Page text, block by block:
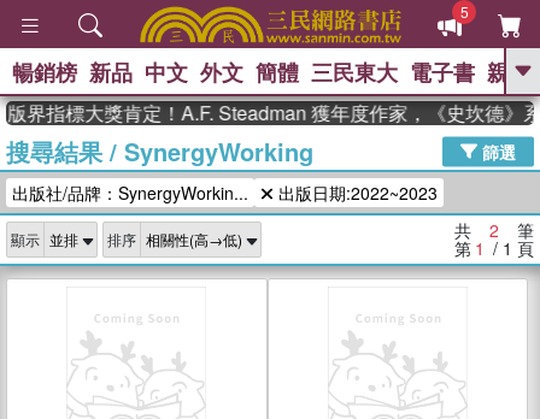
5
GO
熱搜： 東野圭吾 The Odyssey 、
如果歷史是一群喵 、 國際布克獎 臺灣
漫遊錄 、 方念華 、 台灣的李登輝時
代 、 數學女孩：黎曼猜想 、 偉大的
迷走神經
暢銷榜 新品 中文 外文 簡體 三民東大 電子書 親子
界指標大獎肯定！A.F. Steadman 獲年度作家，《史坎德》
搜尋結果/ SynergyWorking
篩選
出版社/品牌：SynergyWorkin...
出版日期:2022~2023
顯示 排序 共 2 筆
第 1 / 1 頁